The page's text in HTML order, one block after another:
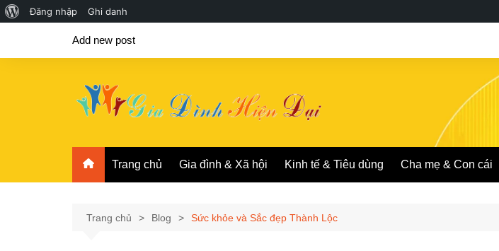
Giới
về
Đăng nhập Ghi danh
Add new post
Trang chủ Gia đình & Xã hội Kinh tế & Tiêu dùng Cha mẹ & Con cái
Trang chủ Blog Sức khỏe và Sắc đẹp Thành Lộc